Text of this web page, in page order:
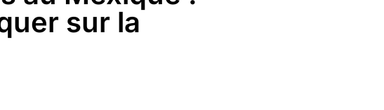
sur la